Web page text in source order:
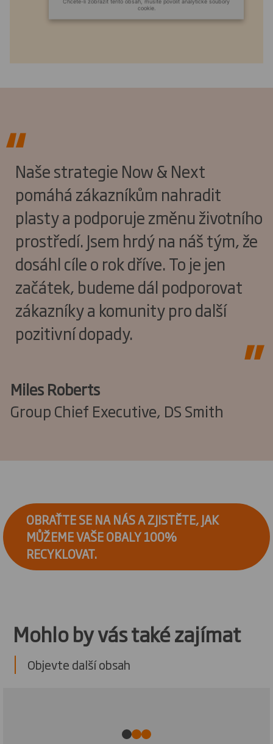
Chcete-li zobrazit tento obsah, musíte povolit analytické soubory
cookie.
Naše strategie Now & Next
pomáhá zákazníkům nahradit
plasty a podporuje změnu životního
prostředí. Jsem hrdý na náš tým, že
dosáhl cíle o rok dříve. To je jen
začátek, budeme dál podporovat
zákazníky a komunity pro další
pozitivní dopady.
Miles Roberts
Group Chief Executive, DS Smith
OBRAŤTE SE NA NÁS A ZJISTĚTE, JAK
MŮŽEME VAŠE OBALY 100%
RECYKLOVAT.
Mohlo by vás také zajímat
Objevte další obsah